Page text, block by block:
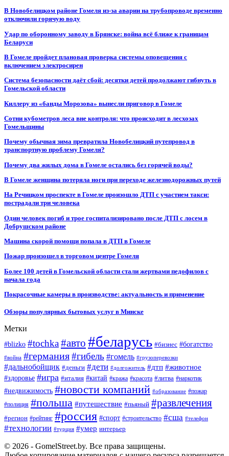
В Новобелицком районе Гомеля из-за аварии на трубопроводе временно
отключили горячую воду
Удар по оборонному заводу в Брянске: война всё ближе к границам
Беларуси
В Гомеле пройдет плановая проверка системы оповещения с
включением электросирен
Система безопасности даёт сбой: десятки детей продолжают гибнуть в
Гомельской области
Киллеру из «банды Морозова» вынесли приговор в Гомеле
Сотни кубометров леса вне контроля: что происходит в лесхозах
Гомельщины
Почему обычная зима превратила Новобелицкий путепровод в
транспортную проблему Гомеля?
Почему два жилых дома в Гомеле остались без горячей воды?
В Гомеле женщина потеряла ноги при переходе железнодорожных путей
На Речицком проспекте в Гомеле произошло ДТП с участием такси:
пострадали три человека
Один человек погиб и трое госпитализировано после ДТП с лосем в
Добрушском районе
Машина скорой помощи попала в ДТП в Гомеле
Пожар произошел в торговом центре Гомеля
Более 100 детей в Гомельской области стали жертвами педофилов с
начала года
Покрасочные камеры в производстве: актуальность и применение
Обзоры популярных бытовых услуг в Минске
Метки
#blizko #tochka#авто #беларусь #бизнес #богатство
#война #германия#гибель #гомель #грузоперевозки
#дальнобойщик #деньги #дети #долгожитель #дтп #животное
#здоровье #игра #италия #китай #кража #красота #литва #наркотик
#недвижимость #новости компаний #образование #пожар
#полиция #польша #путешествие #пьяный #развлечения
#регион #рейтинг #россия #спорт #строительство #сша #телефон
#технологии #турция #умер интерьер
© 2026 - GomelStreet.by. Все права защищены.